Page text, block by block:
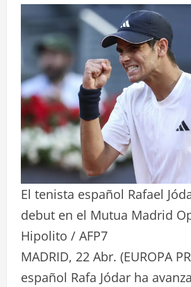
El tenista español Rafael
debut en el Mutua Madrid
Hipolito / AFP7
MADRID, 22 Abr. (EUROPA
español Rafa Jódar ha